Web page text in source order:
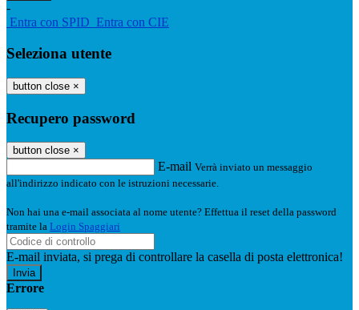
-
Entra con SPID Entra con CIE
Seleziona utente
button close ×
Recupero password
button close ×
E-mail Verrà inviato un messaggio
all'indirizzo indicato con le istruzioni necessarie.
Non hai una e-mail associata al nome utente? Effettua il reset della password
tramite la Login Spaggiari
E-mail inviata, si prega di controllare la casella di posta elettronica!
Errore